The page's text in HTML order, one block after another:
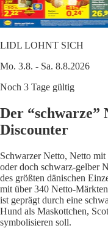
LIDL LOHNT SICH
Mo. 3.8. - Sa. 8.8.2026
Noch 3 Tage gültig
Der “schwarze”
Discounter
Schwarzer Netto, Netto
oder doch schwarz-gelber
des größten dänischen
mit über 340 Netto-
ist geprägt durch eine
Hund als Maskottchen,
symbolisieren soll.